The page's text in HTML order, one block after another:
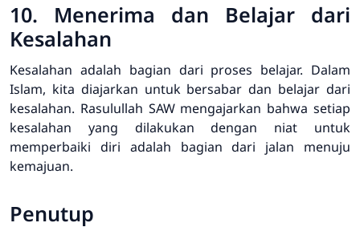
10. Menerima dan Belajar dari
Kesalahan
Kesalahan adalah bagian dari proses belajar. Dalam
Islam, kita diajarkan untuk bersabar dan belajar dari
kesalahan. Rasulullah SAW mengajarkan bahwa setiap
kesalahan yang dilakukan dengan niat untuk
memperbaiki diri adalah bagian dari jalan menuju
kemajuan.
Penutup